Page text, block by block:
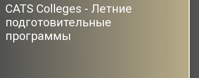
CATS Colleges - Летние
подготовительные
программы